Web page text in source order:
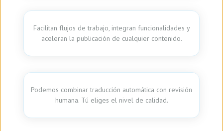
Facilitan flujos de trabajo, integran funcionalidades y
aceleran la publicación de cualquier contenido.
Podemos combinar traducción automática con revisión
humana. Tú eliges el nivel de calidad.